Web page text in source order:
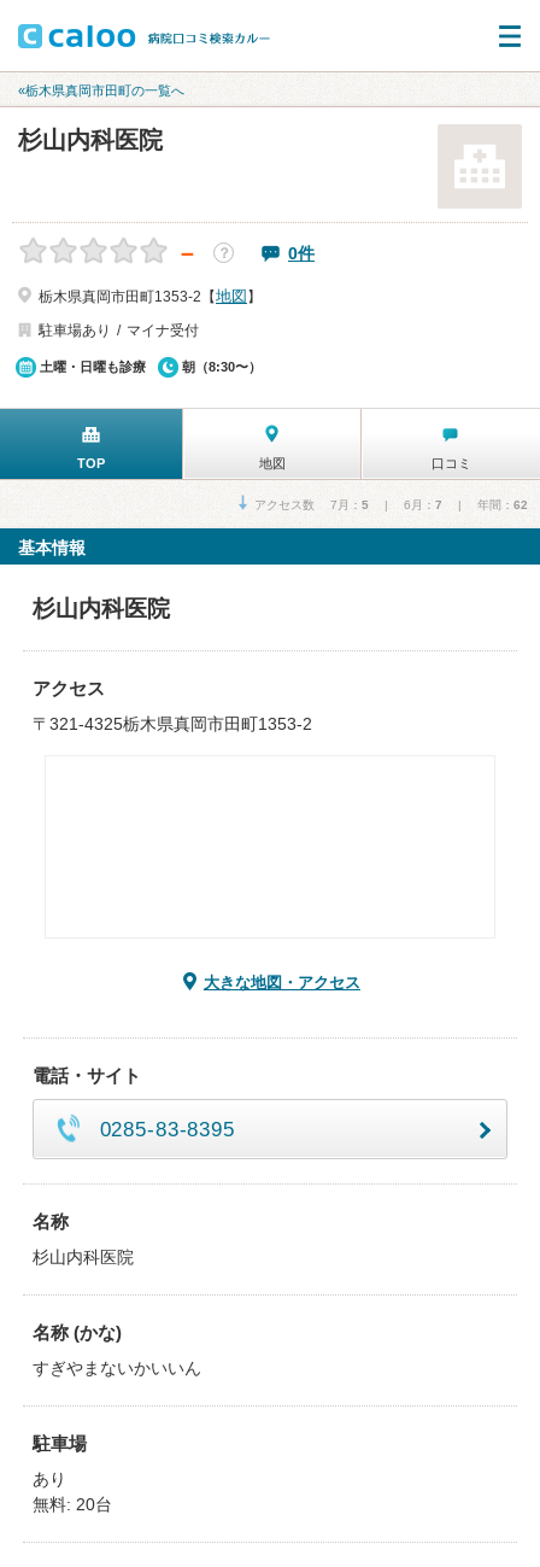
«栃木県真岡市田町の一覧へ
杉山内科医院
－ ？ 0件
栃木県真岡市田町1353-2【地図 】
駐車場あり
マイナ受付
土曜・日曜も診療 朝（8:30〜）
TOP 地図 口コミ
アクセス数 7月： 5 | 6月： 7 | 年間： 62
基本情報
杉山内科医院
アクセス
〒321-4325栃木県真岡市田町1353-2
大きな地図・アクセス
電話・サイト
0285-83-8395
名称
杉山内科医院
名称 (かな)
すぎやまないかいいん
駐車場
あり
無料: 20台